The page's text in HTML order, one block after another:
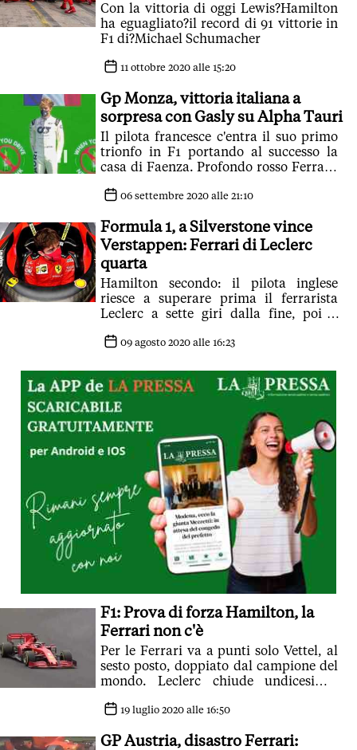
Con la vittoria di oggi Lewis?Hamilton
ha eguagliato?il record di 91 vittorie in
F1 di?Michael Schumacher
11 ottobre 2020 alle 15:20
Gp Monza, vittoria italiana a
sorpresa con Gasly su Alpha Tauri
Il pilota francesce c'entra il suo primo
trionfo in F1 portando al successo la
casa di Faenza. Profondo rosso Ferrari:
06 settembre 2020 alle 21:10
Formula 1, a Silverstone vince
Verstappen: Ferrari di Leclerc
quarta
Hamilton secondo: il pilota inglese
riesce a superare prima il ferrarista
Leclerc a sette giri dalla fine, poi il
fine09 agosto 2020 alle 16:23
F1: Prova di forza Hamilton, la
Ferrari non c'è
Per le Ferrari va a punti solo Vettel, al
sesto posto, doppiato dal campione del
mondo. Leclerc chiude undicesimo.
19 luglio 2020 alle 16:50
GP Austria, disastro Ferrari: